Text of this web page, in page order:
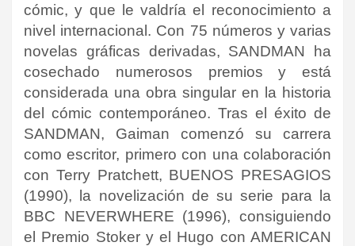
cómic, y que le valdría el reconocimiento a
nivel internacional. Con 75 números y varias
novelas gráficas derivadas, SANDMAN ha
cosechado numerosos premios y está
considerada una obra singular en la historia
del cómic contemporáneo. Tras el éxito de
SANDMAN, Gaiman comenzó su carrera
como escritor, primero con una colaboración
con Terry Pratchett, BUENOS PRESAGIOS
(1990), la novelización de su serie para la
BBC NEVERWHERE (1996), consiguiendo
el Premio Stoker y el Hugo con AMERICAN